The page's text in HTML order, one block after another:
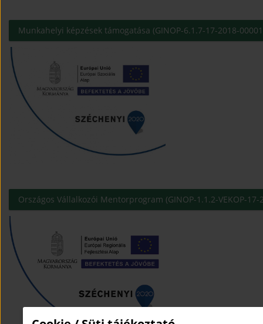
Munkahelyi képzések támogatása (GINOP-6.1.7-17-2018-
Országos Vállalkozói Mentorprogram (GINOP-1.1.2-VEKOP-17-